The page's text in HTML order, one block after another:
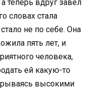
теперь вдруг завёл
словах стала
не по себе. Она
пять лет, и
человека,
ей какую-то
высокими